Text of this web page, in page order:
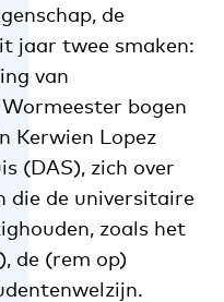
de
jaar twee smaken:
van
bogen
Kerwien Lopez
(DAS), zich over
die de universitaire
zoals het
de (rem op)